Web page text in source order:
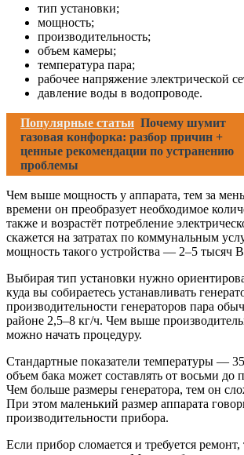
тип установки;
мощность;
производительность;
объем камеры;
температура пара;
рабочее напряжение электрической
давление воды в водопроводе.
Популярные статьи Почему шумит
газовая конфорка: разбор причин +
ценные рекомендации по устранению
проблемы
Чем выше мощность у аппарата, тем за
времени он преобразует необходимое
также и возрастёт потребление
скажется на затратах по коммунальным
мощность такого устройства — 2–5 тысяч
Выбирая тип установки нужно
куда вы собираетесь устанавливать
производительности генераторов пара
районе 2,5–8 кг/ч. Чем выше
можно начать процедуру.
Стандартные показатели температуры —
объем бака может составлять от восьми до
Чем больше размеры генератора, тем он
При этом маленький размер аппарата
производительности прибора.
Если прибор сломается и требуется ремонт,